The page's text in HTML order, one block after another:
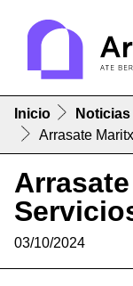
Inicio
Noticias
Arrasate
03/10/2024